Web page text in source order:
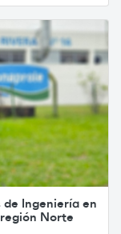
de Ingeniería en
Norte